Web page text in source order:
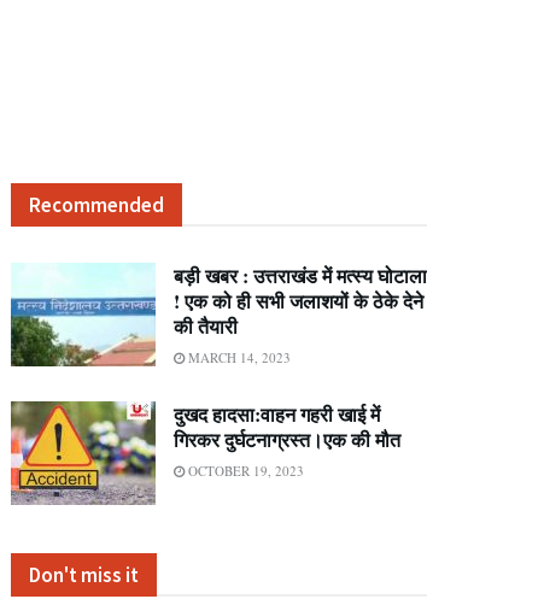
Recommended
बड़ी खबर : उत्तराखंड में मत्स्य घोटाला
! एक को ही सभी जलाशयों के ठेके देने
की तैयारी
MARCH 14, 2023
दुखद हादसा:वाहन गहरी खाई में
गिरकर दुर्घटनाग्रस्त।एक की मौत
OCTOBER 19, 2023
Don't miss it